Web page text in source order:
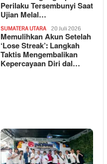
Perilaku Tersembunyi Saat
Ujian Melal…
SUMATERA UTARA 20 Juli 2026
Memulihkan Akun Setelah
‘Lose Streak’: Langkah
Taktis Mengembalikan
Kepercayaan Diri dal…